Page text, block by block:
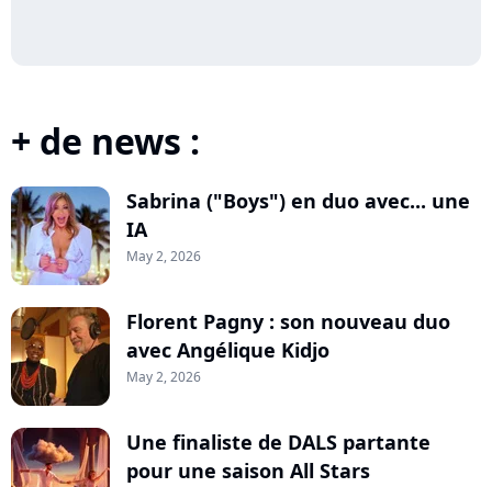
+ de news :
Sabrina ("Boys") en duo avec... une
IA
May 2, 2026
Florent Pagny : son nouveau duo
avec Angélique Kidjo
May 2, 2026
Une finaliste de DALS partante
pour une saison All Stars